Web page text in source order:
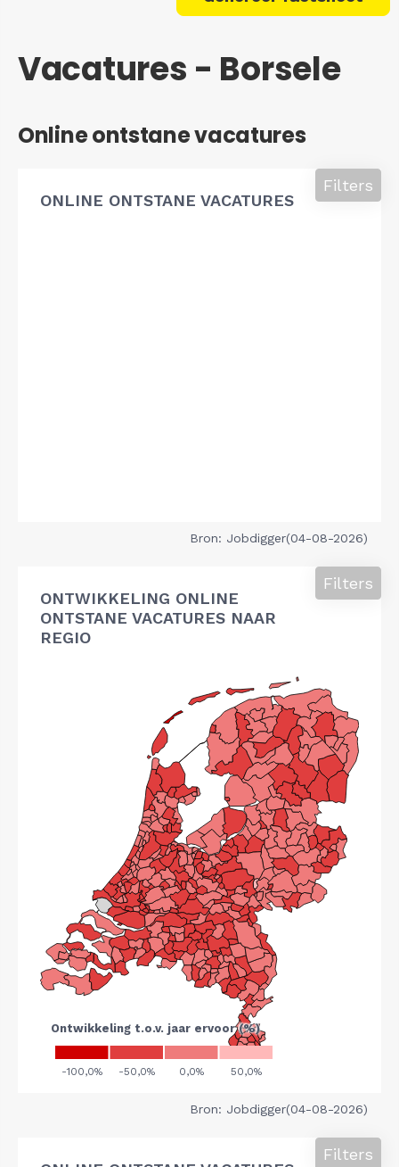
Vacatures - Borsele
Online ontstane vacatures
ONLINE ONTSTANE VACATURES
Filters
Bron: Jobdigger(04-08-2026)
ONTWIKKELING ONLINE
ONTSTANE VACATURES NAAR
REGIO
Filters
Bron: Jobdigger(04-08-2026)
Filters